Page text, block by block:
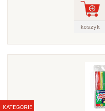
KATEGORIE
koszyk